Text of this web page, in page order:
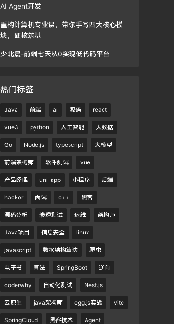
AI Agent开发
重构计算机专业课，带你手写四大核心模
块，硬核筑基
少北晨-前端七天从0实现低代码平台
热门标签
Java 前端 ai 源码 react
vue3 python 人工智能 大数据
Go Node.js typescript 大模型
前端架构师 软件测试 vue
产品经理 uni-app 小程序 后端
hacker 面试 c++ 黑客
源码分析 渗透测试 运维 架构师
Java项目 信息安全 linux
javascript 数据结构算法 爬虫
电子书 算法 SpringBoot 逆向
coderwhy 自动化测试 Nest.js
云原生 java架构师 egg.js实战 vite
SpringCloud 黑客技术 Agent